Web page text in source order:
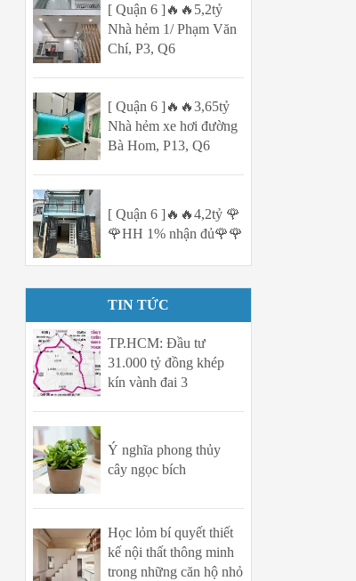
[ Quận 6 ]🔥🔥5,2tỷ
Nhà hẻm 1/ Phạm Văn
Chí, P3, Q6
[ Quận 6 ]🔥🔥3,65tỷ
Nhà hẻm xe hơi đường
Bà Hom, P13, Q6
[ Quận 6 ]🔥🔥4,2tỷ 🌹
🌹HH 1% nhận đủ🌹🌹
TIN TỨC
TP.HCM: Đầu tư
31.000 tỷ đồng khép
kín vành đai 3
Ý nghĩa phong thủy
cây ngọc bích
Học lỏm bí quyết thiết
kế nội thất thông minh
trong những căn hộ nhỏ